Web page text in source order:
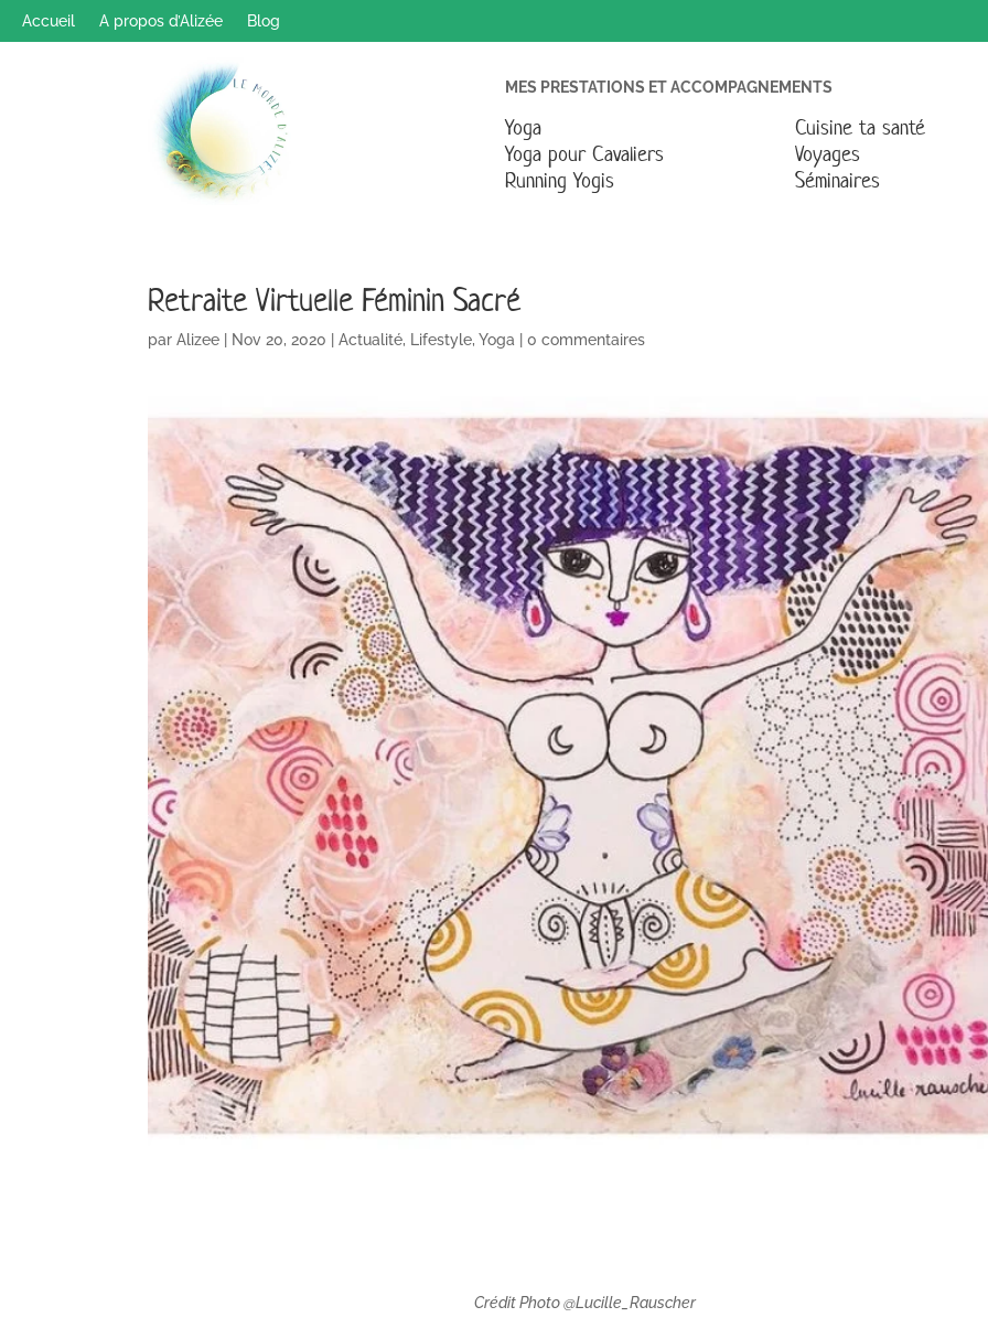
Accueil A propos d’Alizée Blog
MES PRESTATIONS ET ACCOMPAGNEMENTS
Yoga
Yoga pour Cavaliers
Running Yogis
Cuisine ta santé
Voyages
Séminaires
Retraite Virtuelle Féminin Sacré
parAlizee Nov 20, 2020 |Actualité, Lifestyle,Yoga |0 commentaires
Crédit Photo @Lucille_Rauscher